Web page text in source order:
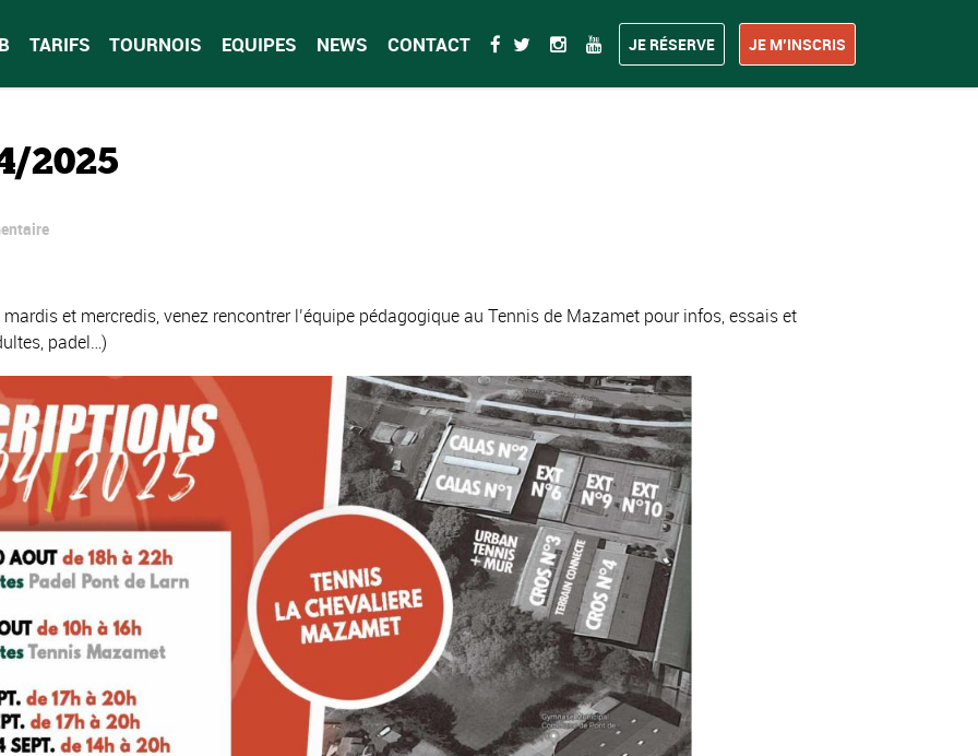
TARIFS TOURNOIS EQUIPES NEWS CONTACT JE RÉSERVE JE M’INSCRIS
2025
et mercredis, venez rencontrer l’équipe pédagogique au Tennis de Mazamet pour infos, essais et
padel…)